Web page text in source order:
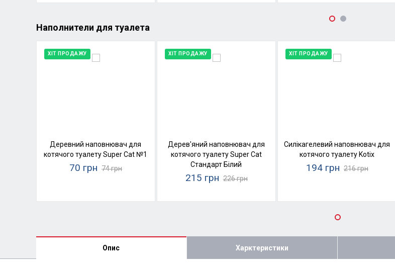
Наполнители для туалета
ХІТ ПРОДАЖУ
Деревний наповнювач для
котячого туалету Super Cat №1
70 грн 74 грн
ХІТ ПРОДАЖУ
Дерев'яний наповнювач для
котячого туалету Super Cat
Стандарт Білий
215 грн 226 грн
ХІТ ПРОДАЖУ
Силікагелевий наповнювач для
котячого туалету Kotix
194 грн 216 грн
Опис Харктеристики